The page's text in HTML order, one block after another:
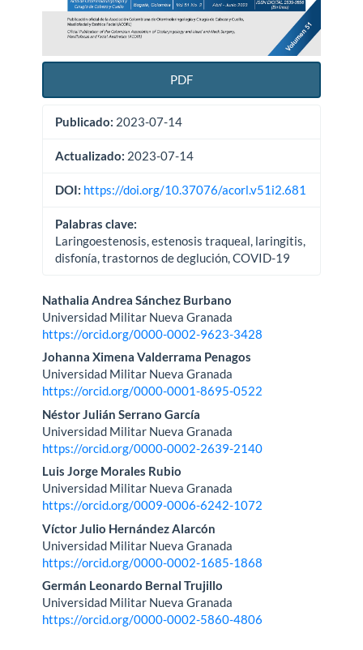
PDF
Publicado: 2023-07-14
Actualizado: 2023-07-14
DOI: https://doi.org/10.37076/acorl.v51i2.681
Palabras clave:
Laringoestenosis, estenosis traqueal, laringitis,
disfonía, trastornos de deglución, COVID-19
Contenido
principal
del
artículo
Nathalia Andrea Sánchez Burbano
Universidad Militar Nueva Granada
https://orcid.org/0000-0002-9623-3428
Johanna Ximena Valderrama Penagos
Universidad Militar Nueva Granada
https://orcid.org/0000-0001-8695-0522
Néstor Julián Serrano García
Universidad Militar Nueva Granada
https://orcid.org/0000-0002-2639-2140
Luis Jorge Morales Rubio
Universidad Militar Nueva Granada
https://orcid.org/0009-0006-6242-1072
Víctor Julio Hernández Alarcón
Universidad Militar Nueva Granada
https://orcid.org/0000-0002-1685-1868
Germán Leonardo Bernal Trujillo
Universidad Militar Nueva Granada
https://orcid.org/0000-0002-5860-4806